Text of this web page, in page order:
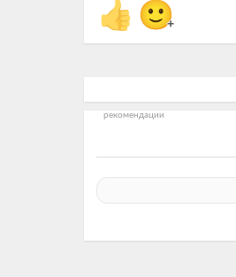
👍 🙂
+
рекомендации